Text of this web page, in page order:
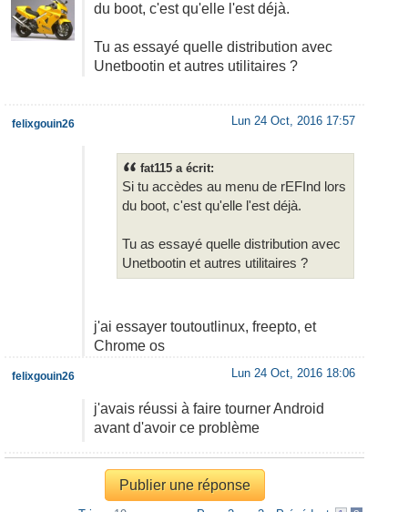
du boot, c'est qu'elle l'est déjà.
Tu as essayé quelle distribution avec
Unetbootin et autres utilitaires ?
Lun 24 Oct, 2016 17:57
fat115 a écrit:
Si tu accèdes au menu de rEFInd lors
du boot, c'est qu'elle l'est déjà.
Tu as essayé quelle distribution avec
Unetbootin et autres utilitaires ?
j'ai essayer toutoutlinux, freepto, et
Chrome os
felixgouin26
Lun 24 Oct, 2016 18:06
j'avais réussi à faire tourner Android
avant d'avoir ce problème
felixgouin26
Publier une réponse